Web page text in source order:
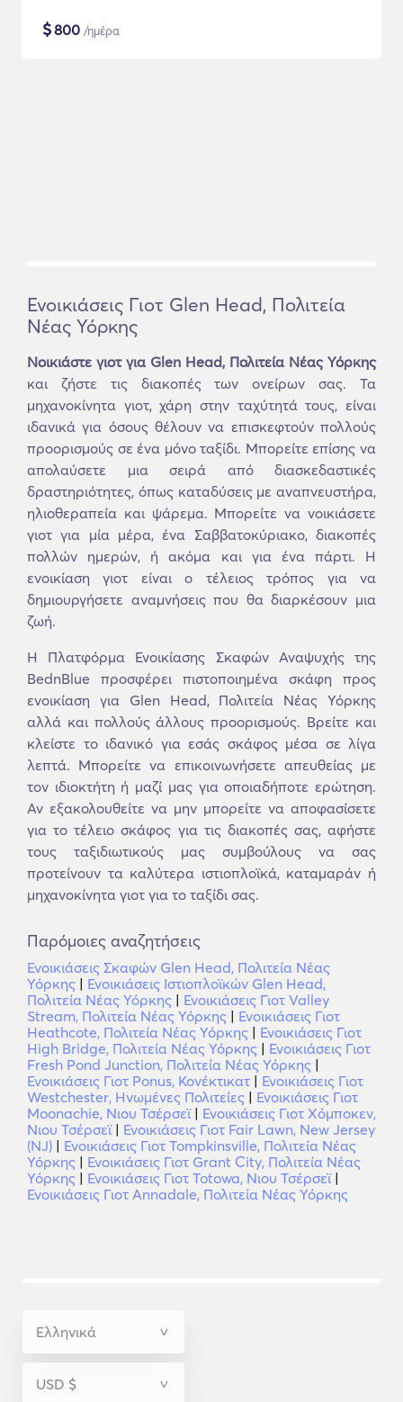
$800 /ημέρα
Ενοικιάσεις Γιοτ Glen Head, Πολιτεία
Νέας Υόρκης
Νοικιάστε γιοτ για Glen Head, Πολιτεία Νέας Υόρκης
και ζήστε τις διακοπές των ονείρων σας. Τα
μηχανοκίνητα γιοτ, χάρη στην ταχύτητά τους, είναι
ιδανικά για όσους θέλουν να επισκεφτούν πολλούς
προορισμούς σε ένα μόνο ταξίδι. Μπορείτε επίσης να
απολαύσετε μια σειρά από διασκεδαστικές
δραστηριότητες, όπως καταδύσεις με αναπνευστήρα,
ηλιοθεραπεία και ψάρεμα. Μπορείτε να νοικιάσετε
γιοτ για μία μέρα, ένα Σαββατοκύριακο, διακοπές
πολλών ημερών, ή ακόμα και για ένα πάρτι. Η
ενοικίαση γιοτ είναι ο τέλειος τρόπος για να
δημιουργήσετε αναμνήσεις που θα διαρκέσουν μια
ζωή.
Η Πλατφόρμα Ενοικίασης Σκαφών Αναψυχής της
BednBlue προσφέρει πιστοποιημένα σκάφη προς
ενοικίαση για Glen Head, Πολιτεία Νέας Υόρκης
αλλά και πολλούς άλλους προορισμούς. Βρείτε και
κλείστε το ιδανικό για εσάς σκάφος μέσα σε λίγα
λεπτά. Μπορείτε να επικοινωνήσετε απευθείας με
τον ιδιοκτήτη ή μαζί μας για οποιαδήποτε ερώτηση.
Αν εξακολουθείτε να μην μπορείτε να αποφασίσετε
για το τέλειο σκάφος για τις διακοπές σας, αφήστε
τους ταξιδιωτικούς μας συμβούλους να σας
προτείνουν τα καλύτερα ιστιοπλοϊκά, καταμαράν ή
μηχανοκίνητα γιοτ για το ταξίδι σας.
Παρόμοιες αναζητήσεις
Ενοικιάσεις Σκαφών Glen Head, Πολιτεία Νέας
Υόρκης | Ενοικιάσεις Ιστιοπλοϊκών Glen Head,
Πολιτεία Νέας Υόρκης | Ενοικιάσεις Γιοτ Valley
Stream, Πολιτεία Νέας Υόρκης | Ενοικιάσεις Γιοτ
Heathcote, Πολιτεία Νέας Υόρκης | Ενοικιάσεις Γιοτ
High Bridge, Πολιτεία Νέας Υόρκης | Ενοικιάσεις Γιοτ
Fresh Pond Junction, Πολιτεία Νέας Υόρκης |
Ενοικιάσεις Γιοτ Ponus, Κονέκτικατ | Ενοικιάσεις Γιοτ
Westchester, Ηνωμένες Πολιτείες | Ενοικιάσεις Γιοτ
Moonachie, Νιου Τσέρσεϊ| Ενοικιάσεις Γιοτ Χόμποκεν,
Νιου Τσέρσεϊ| Ενοικιάσεις Γιοτ Fair Lawn, New Jersey
(NJ) | Ενοικιάσεις Γιοτ Tompkinsville, Πολιτεία Νέας
Υόρκης | Ενοικιάσεις Γιοτ Grant City, Πολιτεία Νέας
Υόρκης | Ενοικιάσεις Γιοτ Totowa, Νιου Τσέρσεϊ|
Ενοικιάσεις Γιοτ Annadale, Πολιτεία Νέας Υόρκης